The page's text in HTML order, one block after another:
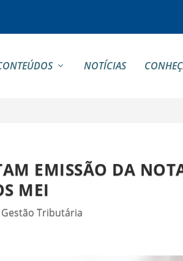
NOTÍCIAS
EMISSÃO DA
MEI
Gestão Tributária